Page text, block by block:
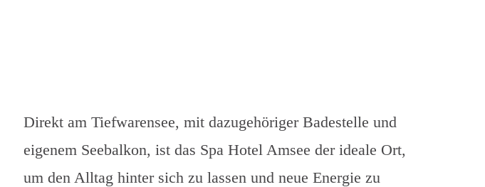
Direkt am Tiefwarensee, mit dazugehöriger Badestelle und
eigenem Seebalkon, ist das Spa Hotel Amsee der ideale Ort,
um den Alltag hinter sich zu lassen und neue Energie zu